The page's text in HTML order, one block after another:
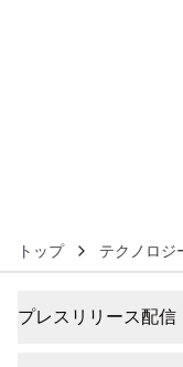
トップ テクノロジ
プレスリリース配信